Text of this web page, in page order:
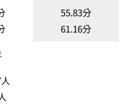
55.83分
61.16分